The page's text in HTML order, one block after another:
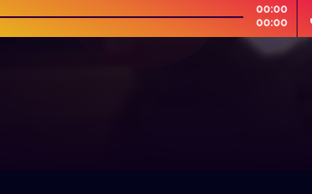
00:00
00:00